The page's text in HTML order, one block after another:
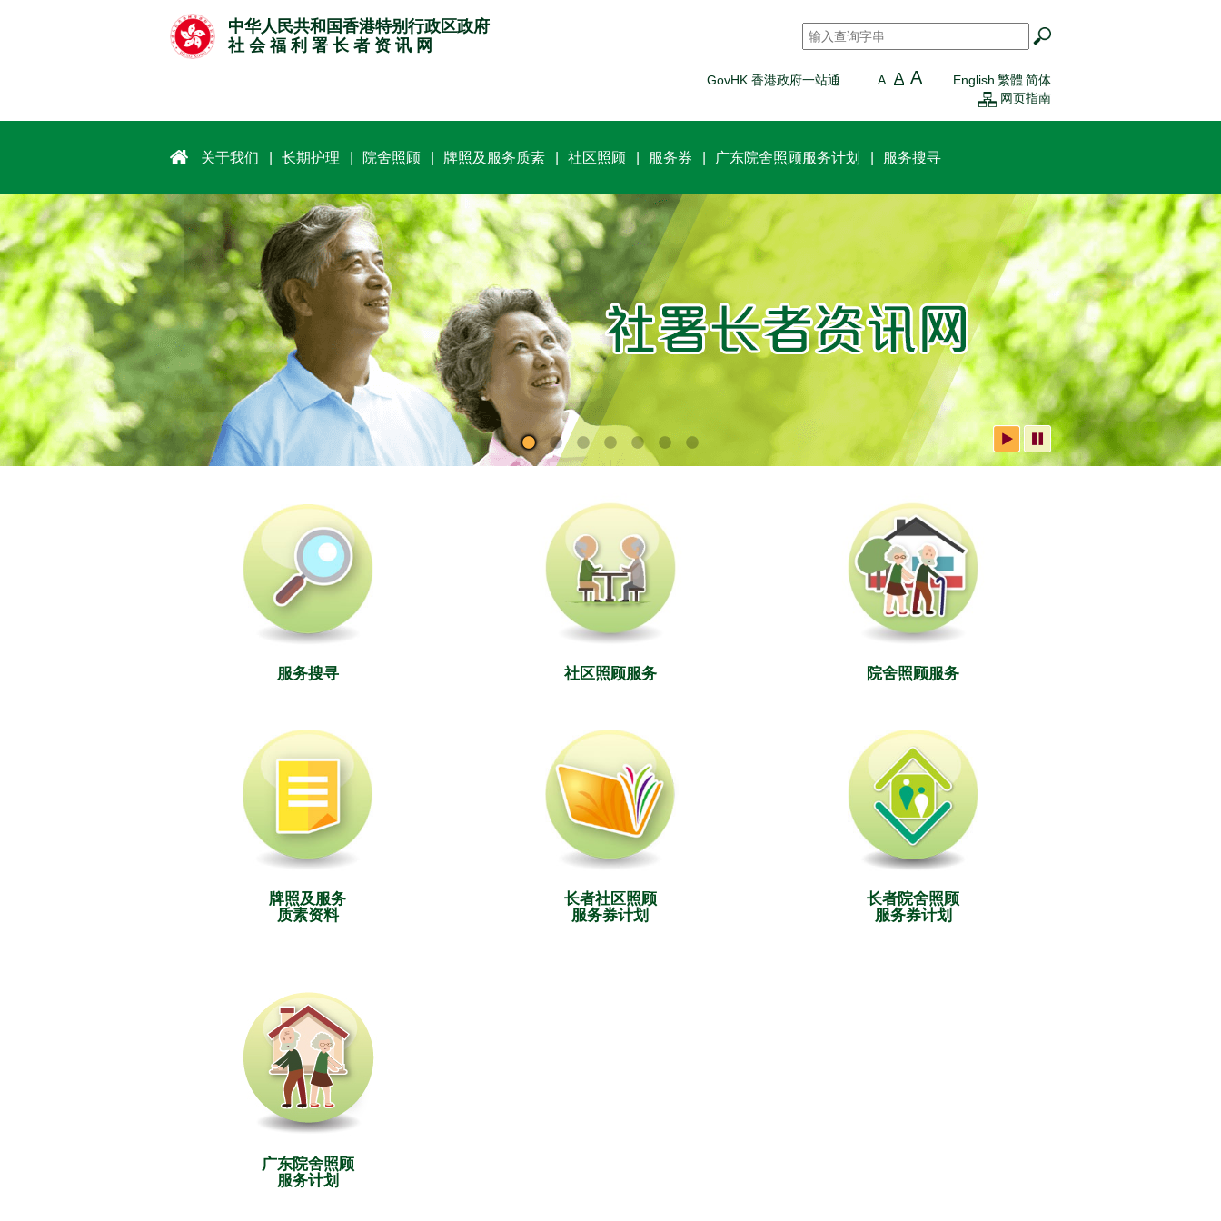
中华人民共和国香港特别行政区政府
社 会 福 利 署 长 者 资 讯 网
搜寻 *
GovHK 香港政府一站通 A A A English 繁體 简体
网页指南
关于我们 长期护理 院舍照顾 牌照及服务质素 社区照顾 服务券 广东院舍照顾服务计划 服务搜寻
服务搜寻 社区照顾服务 院舍照顾服务
牌照及服务
质素资料
长者社区照顾
服务券计划
长者院舍照顾
服务券计划
广东院舍照顾
服务计划